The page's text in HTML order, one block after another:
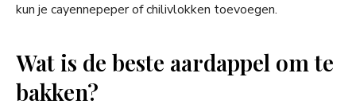
kun je cayennepeper of chilivlokken toevoegen.
Wat is de beste aardappel om te
bakken?